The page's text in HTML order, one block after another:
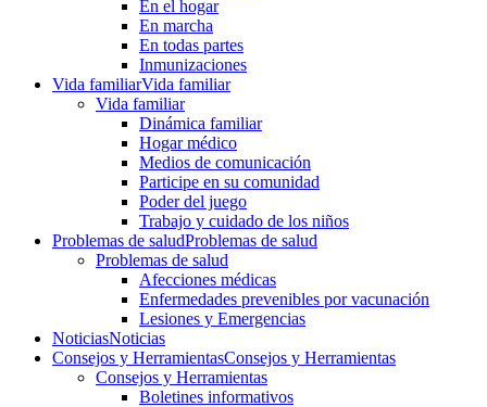
En el hogar
En marcha
En todas partes
Inmunizaciones
Vida familiarVida familiar
Vida familiar
Dinámica familiar
Hogar médico
Medios de comunicación
Participe en su comunidad
Poder del juego
Trabajo y cuidado de los niños
Problemas de saludProblemas de salud
Problemas de salud
Afecciones médicas
Enfermedades prevenibles por vacunación
Lesiones y Emergencias
NoticiasNoticias
Consejos y HerramientasConsejos y Herramientas
Consejos y Herramientas
Boletines informativos